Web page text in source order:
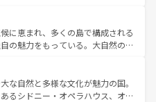
しむこともできる。 なお、新
ンツ一覧 を参照してほしい。
光、ショッピング、エンターテイ
的なスポットだ。一方、アメリカ
、グランドキャニオンやイエロー
は、音楽と美食が融合した独特の
メリカの各地域で異なる魅力を楽
と豊かな歴史を感じることができ
に恵まれ、多くの島で構成される
の魅力をもっている。大自然の神
た、定番の観光地といえばオアフ
めるならマウイ島やカウアイ島が
リーンに輝く海をはじめ、豊かな
な自然と多様な文化が魅力の国。
るシドニー・オペラハウス、オー